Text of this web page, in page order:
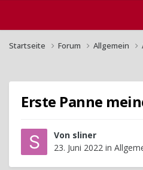
Startseite Forum Allgemein
Erste Panne
Von sliner
23. Juni 2022 in